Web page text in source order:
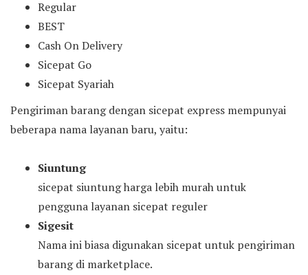
Regular
BEST
Cash On Delivery
Sicepat Go
Sicepat Syariah
Pengiriman barang dengan sicepat express mempunyai
beberapa nama layanan baru, yaitu:
Siuntung
sicepat siuntung harga lebih murah untuk
pengguna layanan sicepat reguler
Sigesit
Nama ini biasa digunakan sicepat untuk pengiriman
barang di marketplace.